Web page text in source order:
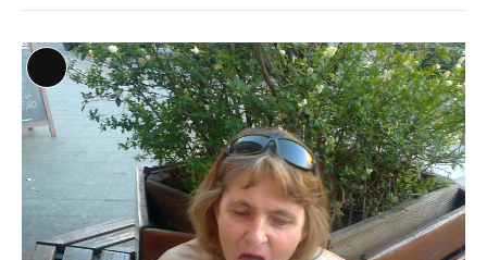
Lange
Beschreibung
Mädchen
im
Eis